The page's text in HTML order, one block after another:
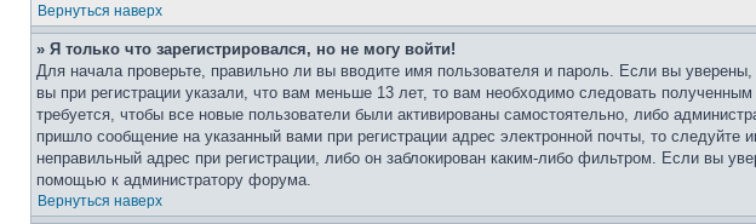
Вернуться наверх
» Я только что зарегистрировался, но не могу войти!
Для начала проверьте, правильно ли вы вводите имя пользователя и пароль. Если вы
вы при регистрации указали, что вам меньше 13 лет, то вам необходимо следовать
требуется, чтобы все новые пользователи были активированы самостоятельно, либо
пришло сообщение на указанный вами при регистрации адрес электронной почты, то
неправильный адрес при регистрации, либо он заблокирован каким-либо фильтром. Если вы
помощью к администратору форума.
Вернуться наверх